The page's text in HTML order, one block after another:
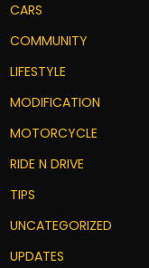
CARS
COMMUNITY
LIFESTYLE
MODIFICATION
MOTORCYCLE
RIDE N DRIVE
TIPS
UNCATEGORIZED
UPDATES